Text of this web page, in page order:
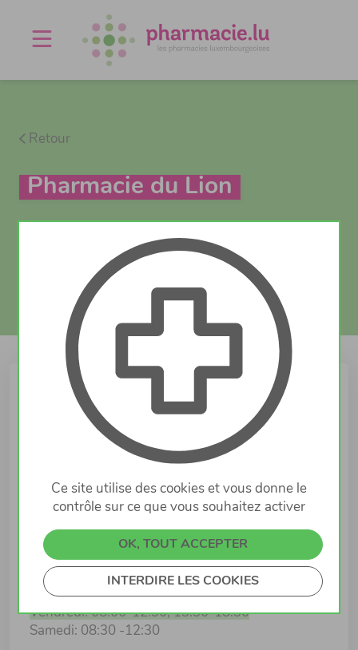
Retour
Pharmacie du Lion
Test Covid
Actuellement fermé
Agenda
À propos
12 Place du Marché
Horaires d'ouverture
Lundi: 08:00-12:30, 13:30-18:30
Mardi: 08:00-12:30, 13:30-18:30
Mercredi: 08:00-12:30, 13:30-18:30
Jeudi: 08:00-12:30, 13:30-18:30
Vendredi: 08:00-12:30, 13:30-18:30
Samedi: 08:30 -12:30
Ce site utilise des cookies et vous donne le
contrôle sur ce que vous souhaitez activer
OK, TOUT ACCEPTER
INTERDIRE LES COOKIES